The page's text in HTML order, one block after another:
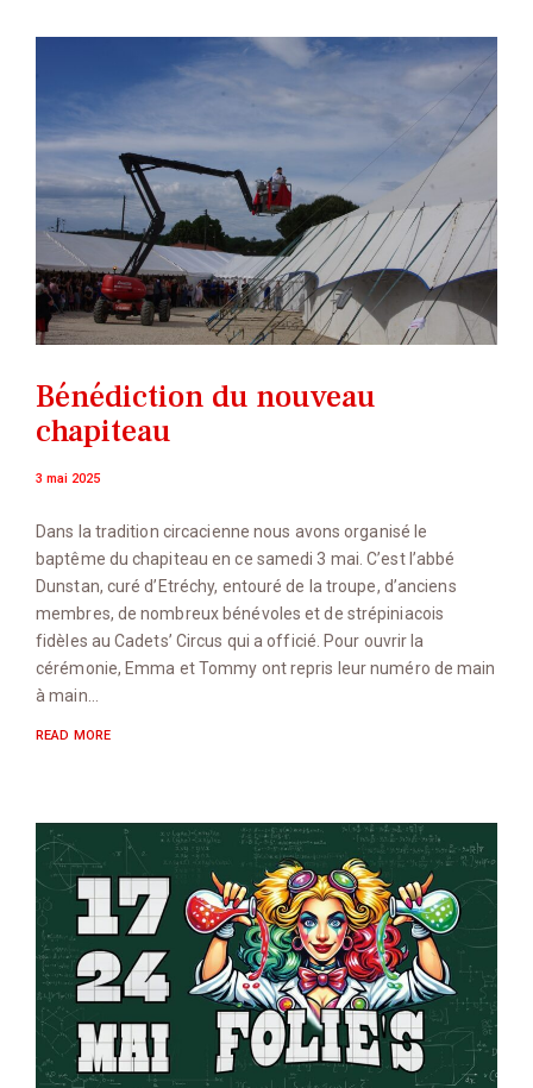
Bénédiction du nouveau
chapiteau
3 mai 2025
Dans la tradition circacienne nous avons organisé le
baptême du chapiteau en ce samedi 3 mai. C’est l’abbé
Dunstan, curé d’Etréchy, entouré de la troupe, d’anciens
membres, de nombreux bénévoles et de strépiniacois
fidèles au Cadets’ Circus qui a officié. Pour ouvrir la
cérémonie, Emma et Tommy ont repris leur numéro de main
à main…
READ MORE